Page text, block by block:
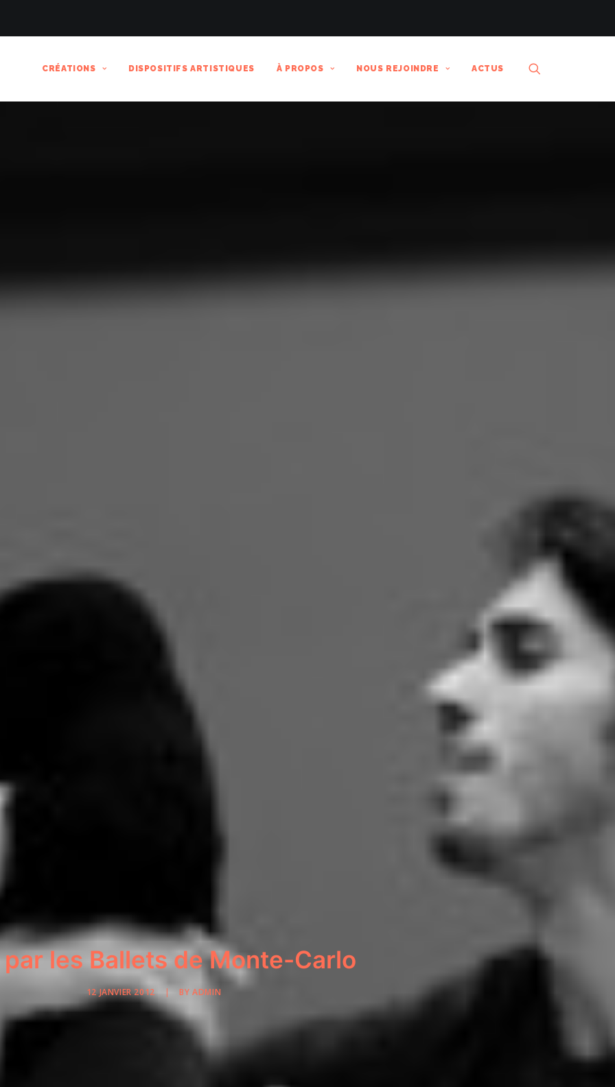
CRÉATIONS DISPOSITIFS ARTISTIQUES À PROPOS NOUS REJOINDRE ACTUS
par les Ballets de Monte-Carlo
12 JANVIER 2012 | BYADMIN